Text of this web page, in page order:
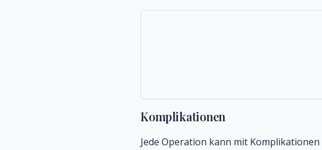
Komplikationen
Jede Operation kann mit